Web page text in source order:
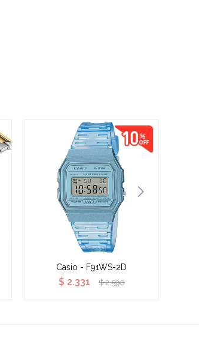
Casio - F91WS-2D
$ 2.331 $ 2.590